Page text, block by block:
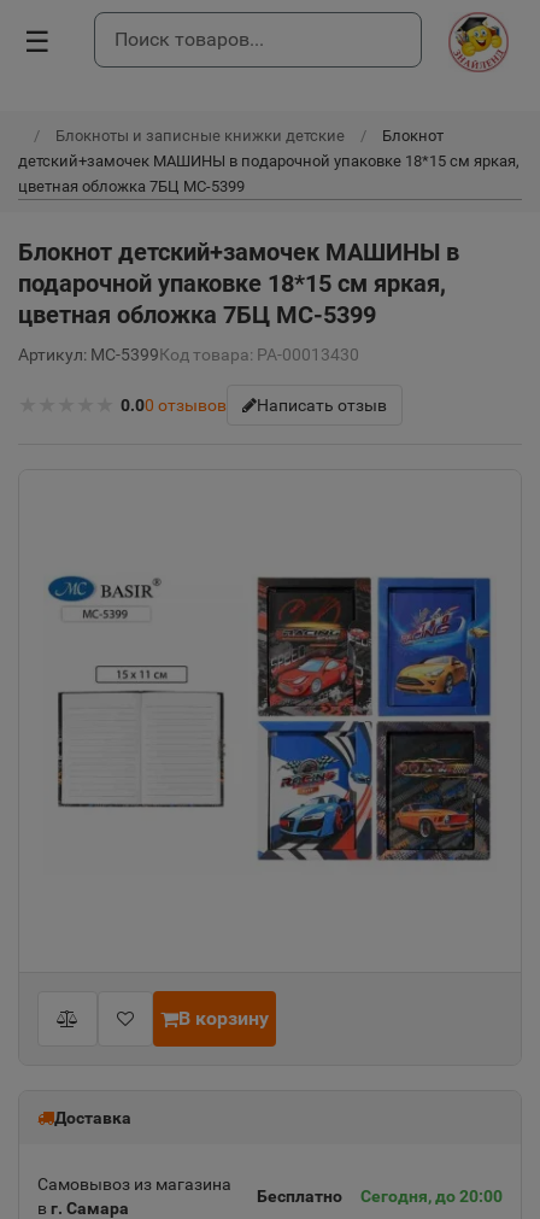
☰
Блокноты и записные книжки детские
Блокнот
детский+замочек МАШИНЫ в подарочной упаковке 18*15 см яркая,
цветная обложка 7БЦ МС-5399
Блокнот детский+замочек МАШИНЫ в
подарочной упаковке 18*15 см яркая,
цветная обложка 7БЦ МС-5399
Артикул: МС-5399Код товара: РА-00013430
0.00 отзывов Написать отзыв
В корзину
Доставка
Самовывоз из магазина
в г. Самара
Бесплатно Сегодня, до 20:00